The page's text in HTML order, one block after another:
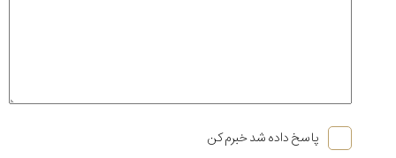
پاسخ داده شد خبرم کن